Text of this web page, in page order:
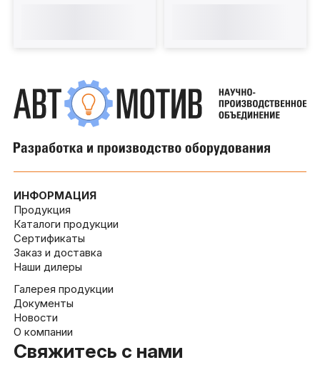
ИНФОРМАЦИЯ
Продукция
Каталоги продукции
Сертификаты
Заказ и доставка
Наши дилеры
Галерея продукции
Документы
Новости
О компании
Свяжитесь с нами